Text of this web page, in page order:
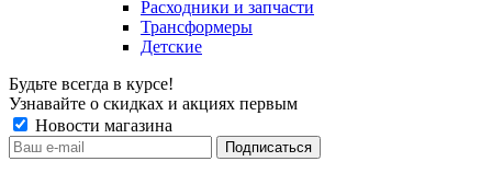
Расходники и запчасти
Трансформеры
Детские
Будьте всегда в курсе!
Узнавайте о скидках и акциях первым
Новости магазина